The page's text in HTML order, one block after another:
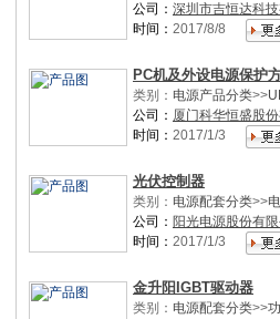
公司： 深圳市吉恒达科技
时间： 2017/8/8
PC机及外设电源保
类别： 电源产品分类>>
公司： 厦门科华恒盛股
时间： 2017/1/3
光伏控制器
类别： 电源配套分类>>
公司： 阳光电源股份有限
时间： 2017/1/3
金升阳IGBT驱动器
类别： 电源配套分类>>